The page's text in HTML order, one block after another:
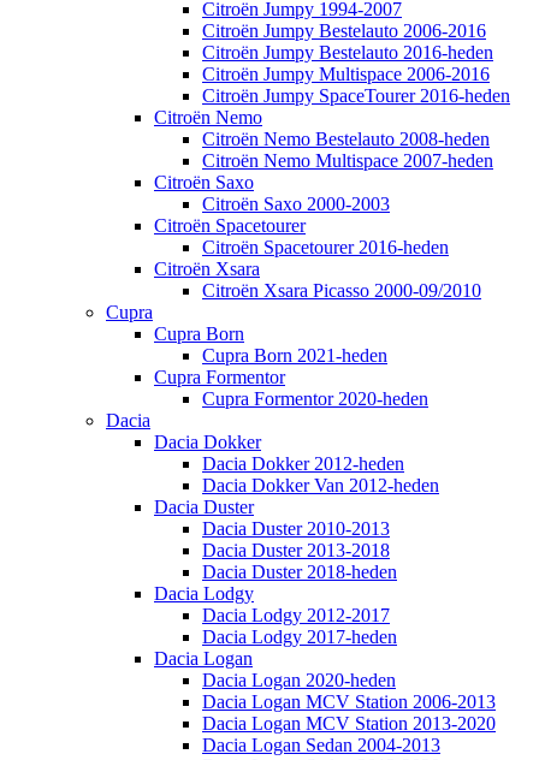
Citroën Jumpy 1994-2007
Citroën Jumpy Bestelauto 2006-2016
Citroën Jumpy Bestelauto 2016-heden
Citroën Jumpy Multispace 2006-2016
Citroën Jumpy SpaceTourer 2016-heden
Citroën Nemo
Citroën Nemo Bestelauto 2008-heden
Citroën Nemo Multispace 2007-heden
Citroën Saxo
Citroën Saxo 2000-2003
Citroën Spacetourer
Citroën Spacetourer 2016-heden
Citroën Xsara
Citroën Xsara Picasso 2000-09/2010
Cupra
Cupra Born
Cupra Born 2021-heden
Cupra Formentor
Cupra Formentor 2020-heden
Dacia
Dacia Dokker
Dacia Dokker 2012-heden
Dacia Dokker Van 2012-heden
Dacia Duster
Dacia Duster 2010-2013
Dacia Duster 2013-2018
Dacia Duster 2018-heden
Dacia Lodgy
Dacia Lodgy 2012-2017
Dacia Lodgy 2017-heden
Dacia Logan
Dacia Logan 2020-heden
Dacia Logan MCV Station 2006-2013
Dacia Logan MCV Station 2013-2020
Dacia Logan Sedan 2004-2013